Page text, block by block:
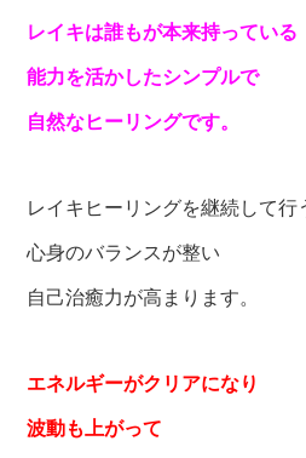
レイキは誰もが本来持っている
能力を活かしたシンプルで
自然なヒーリングです。
レイキヒーリングを継続して行
心身のバランスが整い
自己治癒力が高まります。
エネルギーがクリアになり
波動も上がって